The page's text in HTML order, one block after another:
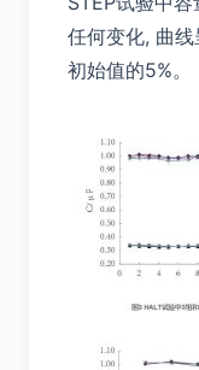
任何变化, 曲
初始值的5%。